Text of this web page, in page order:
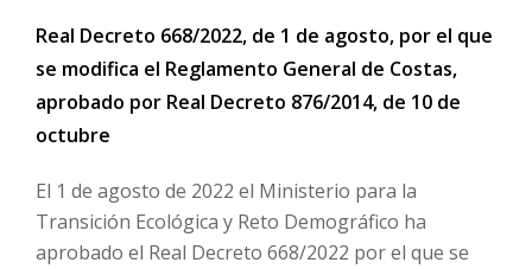
Real Decreto 668/2022, de 1 de agosto, por el que
se modifica el Reglamento General de Costas,
aprobado por Real Decreto 876/2014, de 10 de
octubre
El 1 de agosto de 2022 el Ministerio para la
Transición Ecológica y Reto Demográfico ha
aprobado el Real Decreto 668/2022 por el que se